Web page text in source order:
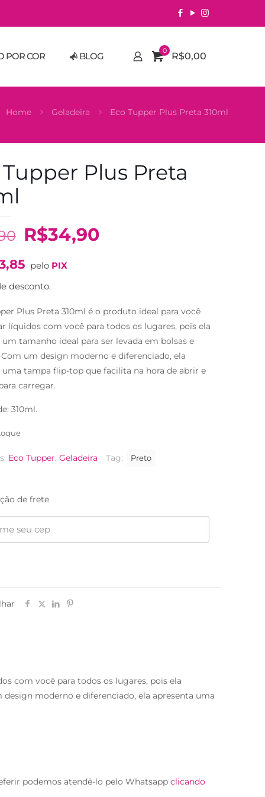
POR COR BLOG 0 R$0,00
Home Geladeira Eco Tupper Plus Preta 310ml
Tupper Plus Preta
O
original
era:
R$47,90.
R$34,90O
R$34,90.
pelo PIX
desconto.
Plus Preta 310ml é o produto ideal para você
líquidos com você para todos os lugares, pois ela
um tamanho ideal para ser levada em bolsas e
um design moderno e diferenciado, ela
uma tampa flip-top que facilita na hora de abrir e
carregar.
310ml.
Eco Tupper, Geladeira Tag: Preto
de frete
com você para todos os lugares, pois ela
moderno e diferenciado, ela apresenta uma
podemos atendê-lo pelo Whatsappclicando